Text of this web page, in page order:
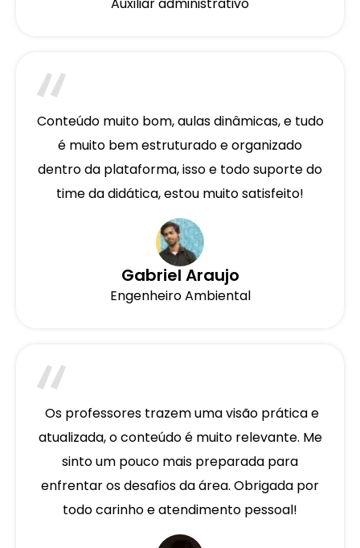
Auxiliar administrativo
Conteúdo muito bom, aulas dinâmicas, e tudo
é muito bem estruturado e organizado
dentro da plataforma, isso e todo suporte do
time da didática, estou muito satisfeito!
Gabriel Araujo
Engenheiro Ambiental
Os professores trazem uma visão prática e
atualizada, o conteúdo é muito relevante. Me
sinto um pouco mais preparada para
enfrentar os desafios da área. Obrigada por
todo carinho e atendimento pessoal!